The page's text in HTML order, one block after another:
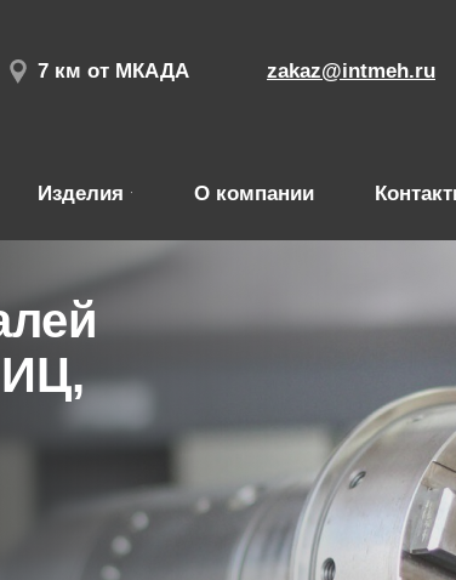
7 км от МКАДА zakaz@intmeh.ru
О компании
Изделия